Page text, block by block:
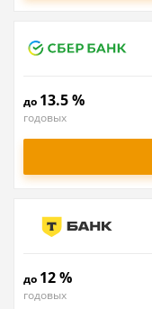
до 13.5 %
годовых
до 12 %
годовых